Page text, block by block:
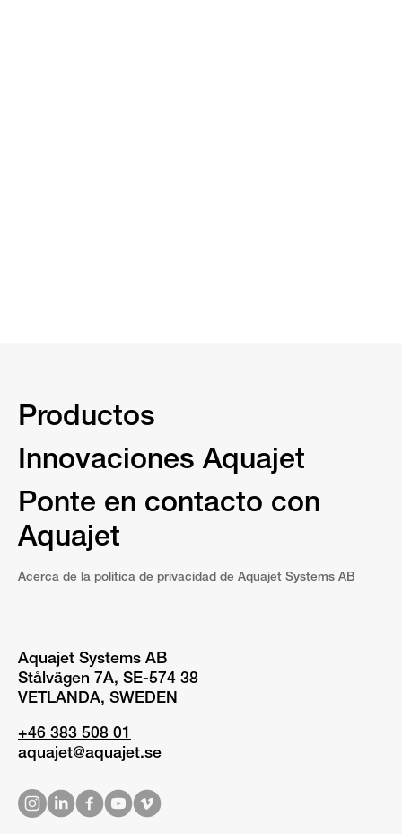
Productos
Innovaciones Aquajet
Ponte en contacto con
Aquajet
Acerca de la política de privacidad de Aquajet Systems AB
Aquajet Systems AB
Stålvägen 7A, SE-574 38
VETLANDA, SWEDEN
+46 383 508 01
aquajet@aquajet.se